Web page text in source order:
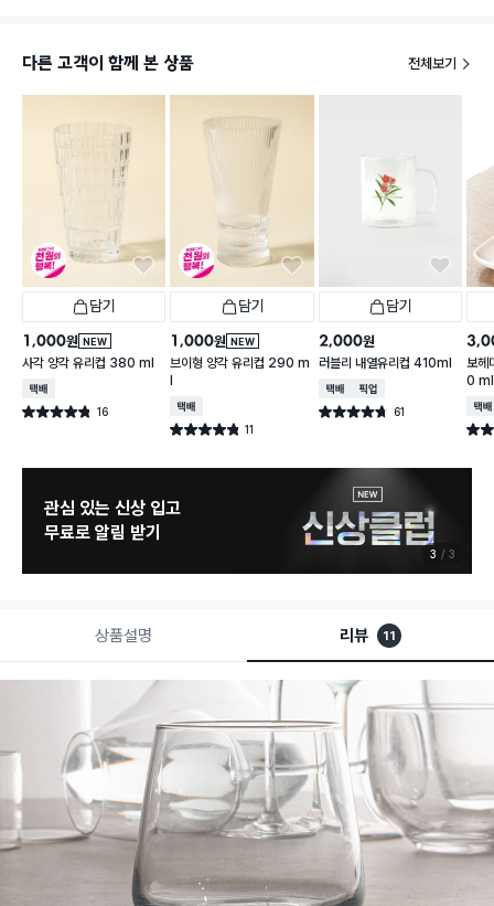
다른 고객이 함께 본 상품 전체보기
담기
NEW
1,000원
사각 양각 유리컵 380 ml
택배배송
별점 4.8점 16
건 작성
담기
NEW
1,000원
브이형 양각 유리컵 290 m
l
택배배송
별점 4.8점 11
건 작성
담기
2,000원
러블리 내열유리컵 410ml
택배배송매장픽업
별점 4.7점 61
건 작성
보헤
0 ml
택배
별점
관심 있는 신상 입고
무료로 알림 받기
3 3
상품설명 리뷰 11